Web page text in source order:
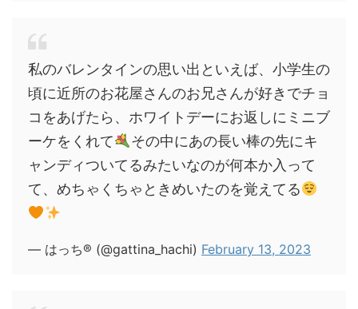
私のバレンタインの思い出といえば、小学生の
頃に近所のお花屋さんのお兄さんが好きでチョ
コをあげたら、ホワイトデーにお返しにミニブ
ーケをくれて
その中にあの長い棒の先にキ
ャンディついてるみたいなのが何本か入って
て、めちゃくちゃときめいたのを覚えてる
— はっち® (@gattina_hachi) February 13, 2023